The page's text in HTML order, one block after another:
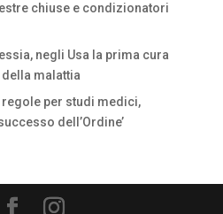
chiuse e condizionatori
negli Usa la prima cura
malattia
regole per studi medici,
dell’Ordine’